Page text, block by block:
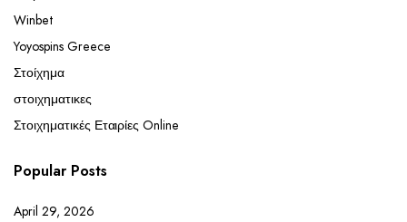
Winbet
Yoyospins Greece
Στοίχημα
στοιχηματικες
Στοιχηματικές Εταιρίες Online
Popular Posts
April 29, 2026